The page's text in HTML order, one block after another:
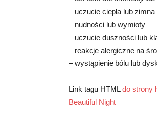
– uczucie ciepła lub
– nudności lub wymioty
– uczucie duszności lub
– reakcje alergiczne na
– wystąpienie bólu lub
Link tagu HTMLdo strony
Beautiful Night